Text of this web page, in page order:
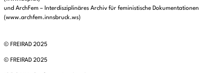
und ArchFem – Interdisziplinäres Archiv für feministische Dokumentationen
(www.archfem.innsbruck.ws)
© FREIRAD 2025
© FREIRAD 2025